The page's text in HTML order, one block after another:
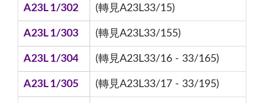
A23L 1/302 (轉見A23L33/15)
A23L 1/303 (轉見A23L33/155)
A23L 1/304 (轉見A23L33/16 - 33/165)
A23L 1/305 (轉見A23L33/17 - 33/195)